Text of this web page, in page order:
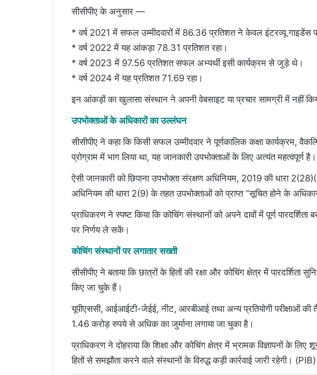
सीसीपीए के अनुसार —
* वर्ष 2021 में सफल उम्मीदवारों में 86.36 प्रतिशत ने केवल इंटरव्यू गाइडेंस
* वर्ष 2022 में यह आंकड़ा 78.31 प्रतिशत रहा।
* वर्ष 2023 में 97.56 प्रतिशत सफल अभ्यर्थी इसी कार्यक्रम से जुड़े थे।
* वर्ष 2024 में यह प्रतिशत 71.69 रहा।
इन आंकड़ों का खुलासा संस्थान ने अपनी वेबसाइट या प्रचार सामग्री में नहीं
उपभोक्ताओं के अधिकारों का उल्लंघन
सीसीपीए ने कहा कि किसी सफल उम्मीदवार ने पूर्णकालिक कक्षा कार्यक्रम,
प्रोग्राम में भाग लिया था, यह जानकारी उपभोक्ताओं के लिए अत्यंत महत्वपूर्ण है।
ऐसी जानकारी को छिपाना उपभोक्ता संरक्षण अधिनियम, 2019 की धारा
अधिनियम की धारा 2(9) के तहत उपभोक्ताओं को प्राप्त “सूचित होने के
प्राधिकरण ने स्पष्ट किया कि कोचिंग संस्थानों को अपने दावों में पूर्ण पारदर्शिता
पर निर्णय ले सकें।
कोचिंग संस्थानों पर लगातार सख्ती
सीसीपीए ने बताया कि छात्रों के हितों की रक्षा और कोचिंग क्षेत्र में
किए जा चुके हैं।
यूपीएससी, आईआईटी-जेईई, नीट, आरबीआई तथा अन्य प्रतियोगी परीक्षाओं की
1.46 करोड़ रुपये से अधिक का जुर्माना लगाया जा चुका है।
प्राधिकरण ने दोहराया कि शिक्षा और कोचिंग क्षेत्र में भ्रामक विज्ञापनों के
हितों से समझौता करने वाले संस्थानों के विरुद्ध कड़ी कार्रवाई जारी रहेगी। (PIB)